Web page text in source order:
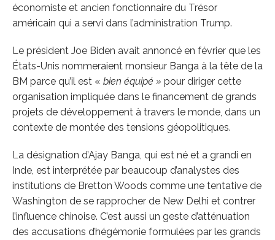
économiste et ancien fonctionnaire du Trésor
américain qui a servi dans l’administration Trump.
Le président Joe Biden avait annoncé en février que les
États-Unis nommeraient monsieur Banga à la tête de la
BM parce qu’il est « bien équipé » pour diriger cette
organisation impliquée dans le financement de grands
projets de développement à travers le monde, dans un
contexte de montée des tensions géopolitiques.
La désignation d’Ajay Banga, qui est né et a grandi en
Inde, est interprétée par beaucoup d’analystes des
institutions de Bretton Woods comme une tentative de
Washington de se rapprocher de New Delhi et contrer
l’influence chinoise. C’est aussi un geste d’atténuation
des accusations d’hégémonie formulées par les grands